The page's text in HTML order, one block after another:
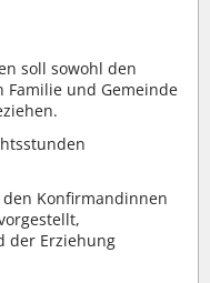
soll sowohl den
Familie und Gemeinde
Konfirmandinnen
der Erziehung